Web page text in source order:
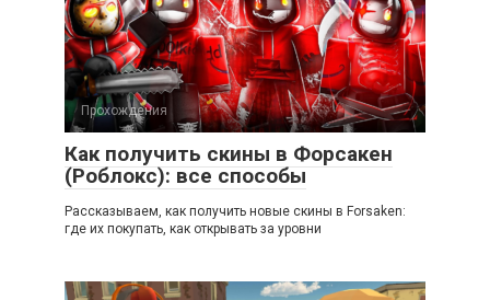
Прохождения
Как получить скины в Форсакен
(Роблокс): все способы
Рассказываем, как получить новые скины в Forsaken:
где их покупать, как открывать за уровни